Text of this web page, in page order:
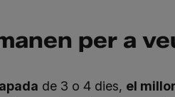
per a
de 3 o 4 dies, el